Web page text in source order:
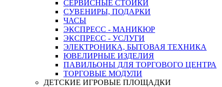
СЕРВИСНЫЕ СТОЙКИ
СУВЕНИРЫ, ПОДАРКИ
ЧАСЫ
ЭКСПРЕСС - МАНИКЮР
ЭКСПРЕСС - УСЛУГИ
ЭЛЕКТРОНИКА, БЫТОВАЯ ТЕХНИКА
ЮВЕЛИРНЫЕ ИЗДЕЛИЯ
ПАВИЛЬОНЫ ДЛЯ ТОРГОВОГО ЦЕНТРА
ТОРГОВЫЕ МОДУЛИ
ДЕТСКИЕ ИГРОВЫЕ ПЛОЩАДКИ